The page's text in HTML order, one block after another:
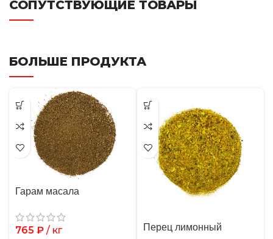
СОПУТСТВУЮЩИЕ ТОВАРЫ
БОЛЬШЕ ПРОДУКТА
Гарам масала
765 ₽ / кг Перец лимонный